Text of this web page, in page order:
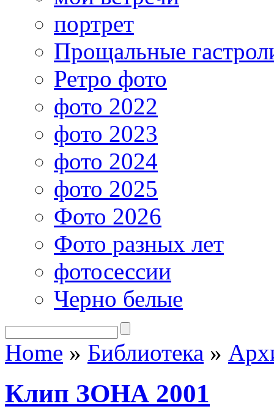
портрет
Прощальные
Ретро фото
фото 2022
фото 2023
фото 2024
фото 2025
Фото 2026
Фото разных лет
фотосессии
Черно белые
Home » Библиотека »
Клип ЗОНА 2001